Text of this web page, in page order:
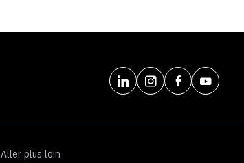
Aller plus loin